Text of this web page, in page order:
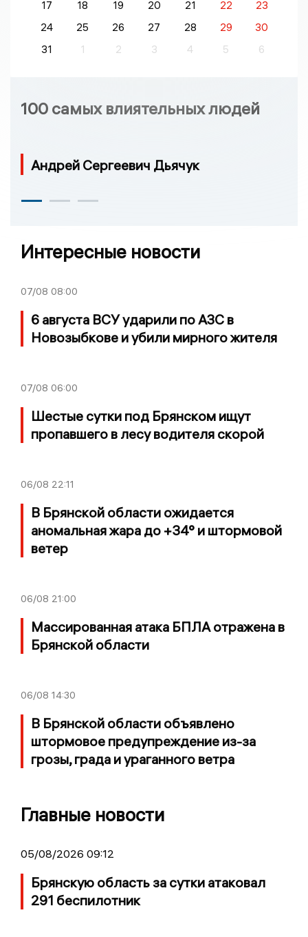
17 18 19 20 21 22
23
24
25 26 27 28 29
30
31
1 2 3 4 5 6
100 самых влиятельных людей
Андрей Сергеевич Дьячук
Интересные новости
07/08 08:00
6 августа ВСУ ударили по АЗС в
Новозыбкове и убили мирного жителя
07/08 06:00
Шестые сутки под Брянском ищут
пропавшего в лесу водителя скорой
06/08 22:11
В Брянской области ожидается
аномальная жара до +34° и штормовой
ветер
06/08 21:00
Массированная атака БПЛА отражена в
Брянской области
06/08 14:30
В Брянской области объявлено
штормовое предупреждение из-за
грозы, града и ураганного ветра
Главные новости
05/08/2026 09:12
Брянскую область за сутки атаковал
291 беспилотник